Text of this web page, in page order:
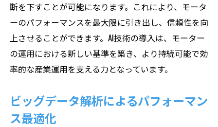
断を下すことが可能になります。これにより、モータ
ーのパフォーマンスを最大限に引き出し、信頼性を向
上させることができます。AI技術の導入は、モーター
の運用における新しい基準を築き、より持続可能で効
率的な産業運用を支える力となっています。
ビッグデータ解析によるパフォーマン
ス最適化